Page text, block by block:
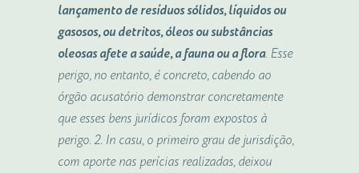
lançamento de resíduos sólidos, líquidos ou
gasosos, ou detritos, óleos ou substâncias
oleosas afete a saúde, a fauna ou a flora. Esse
perigo, no entanto, é concreto, cabendo ao
órgão acusatório demonstrar concretamente
que esses bens jurídicos foram expostos à
perigo. 2. In casu, o primeiro grau de jurisdição,
com aporte nas perícias realizadas, deixou